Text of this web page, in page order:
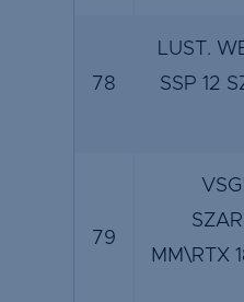
78
LUST.
SSP 12
79
MM\RTX